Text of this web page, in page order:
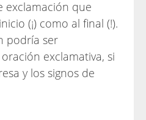
exclamación que
(¡) como al final (!).
podría ser
exclamativa, si
y los signos de